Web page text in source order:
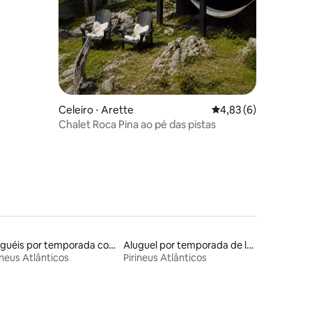
Celeiro ⋅ Arette 4,83 de uma
4,83 (6)
Chalet Roca Pina ao pé das pistas
Aluguéis por temporada com acesso à praia
Atlânticos
Aluguel por temporada de lofts
Pirineus Atlânticos